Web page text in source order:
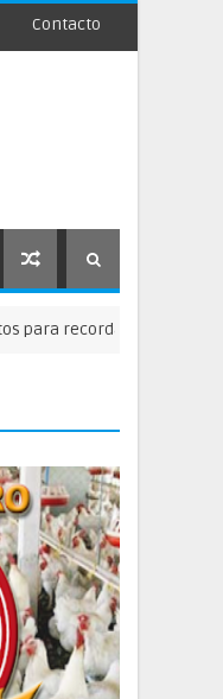
Contacto
la fundación de